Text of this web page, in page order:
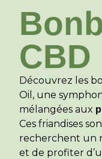
CBD
Découvrez les
Oil, une
mélangées aux
Ces friandises
recherchent un
et de profiter